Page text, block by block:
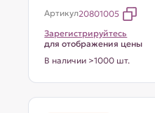
Артикул20801005
Зарегистрируйтесь
для отображения цены
В наличии >1000 шт.